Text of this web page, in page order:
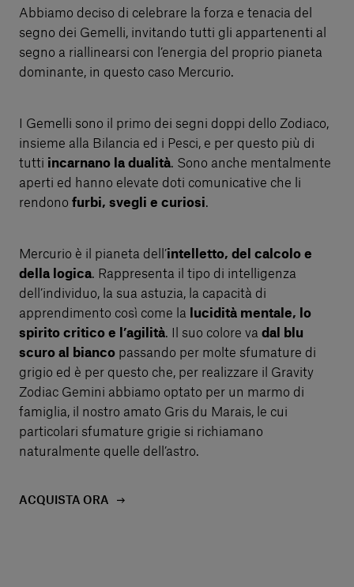
Abbiamo deciso di celebrare la forza e tenacia del
segno dei Gemelli, invitando tutti gli appartenenti al
segno a riallinearsi con l’energia del proprio pianeta
dominante, in questo caso Mercurio.
I Gemelli sono il primo dei segni doppi dello Zodiaco,
insieme alla Bilancia ed i Pesci, e per questo più di
tutti incarnano la dualità. Sono anche mentalmente
aperti ed hanno elevate doti comunicative che li
rendono furbi, svegli e curiosi.
Mercurio è il pianeta dell’intelletto, del calcolo e
della logica. Rappresenta il tipo di intelligenza
dell’individuo, la sua astuzia, la capacità di
apprendimento così come la
lucidità mentale, lo
spirito critico e l’agilità. Il suo colore va dal blu
scuro al bianco passando per molte sfumature di
grigio ed è per questo che, per realizzare il Gravity
Zodiac Gemini abbiamo optato per un marmo di
famiglia, il nostro amato Gris du Marais, le cui
particolari sfumature grigie si richiamano
naturalmente quelle dell’astro.
ACQUISTA ORA